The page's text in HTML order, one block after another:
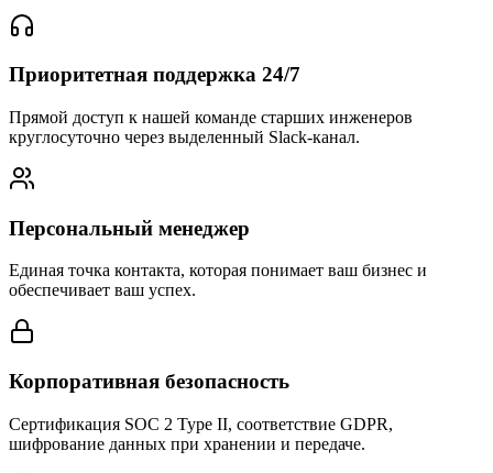
Приоритетная поддержка 24/7
Прямой доступ к нашей команде старших инженеров
круглосуточно через выделенный Slack-канал.
Персональный менеджер
Единая точка контакта, которая понимает ваш бизнес и
обеспечивает ваш успех.
Корпоративная безопасность
Сертификация SOC 2 Type II, соответствие GDPR,
шифрование данных при хранении и передаче.